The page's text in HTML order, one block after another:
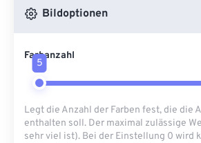
Bildoptionen
Farbanzahl
5
Legt die Anzahl der Farben fest, die die
enthalten soll. Der maximal zulässige
sehr viel ist). Bei der Einstellung 0 wird